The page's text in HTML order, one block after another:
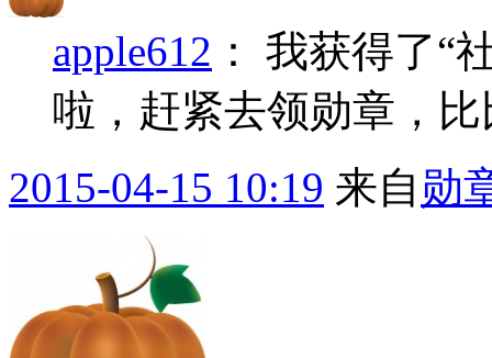
apple612 ： 我获得了“
啦，赶紧去领勋章，
2015-04-15 10:19 来自 勋